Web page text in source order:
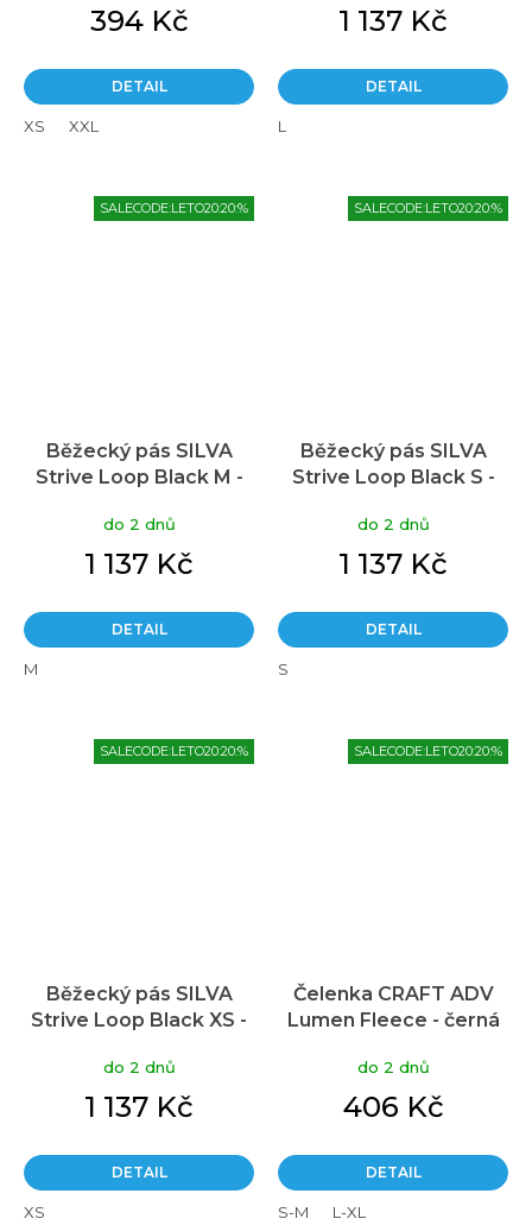
394 Kč
DETAIL
XS XXL
1 137 Kč
DETAIL
L
SALECODE:LETO20:20:%
Běžecký pás SILVA
Strive Loop Black M -
do 2 dnů
1 137 Kč
DETAIL
M
SALECODE:LETO20:20:%
Běžecký pás SILVA
Strive Loop Black S -
do 2 dnů
1 137 Kč
DETAIL
S
SALECODE:LETO20:20:%
Běžecký pás SILVA
Strive Loop Black XS -
do 2 dnů
1 137 Kč
DETAIL
XS
SALECODE:LETO20:20:%
Čelenka CRAFT ADV
Lumen Fleece - černá
do 2 dnů
406 Kč
DETAIL
S-M L-XL